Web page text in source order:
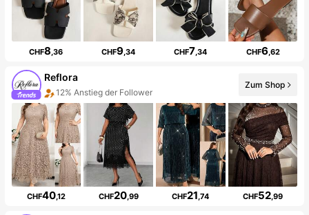
CHF8,36 CHF9,34 CHF7,34 CHF6,62
Reflora
12% Anstieg der Follower
Zum Shop
CHF40,12 CHF20,99 CHF21,74 CHF52,99